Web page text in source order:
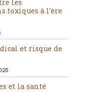
les
toxiques à l’ère
et risque de
et la santé